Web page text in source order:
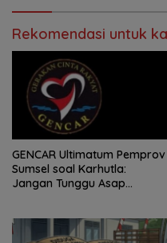
Rekomendasi untuk
GENCAR Ultimatum Pemprov
Sumsel soal Karhutla:
Jangan Tunggu Asap